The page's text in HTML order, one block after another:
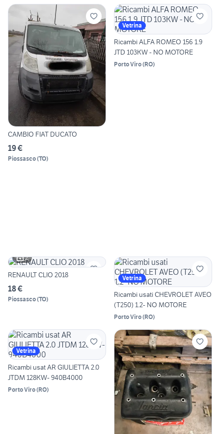
CAMBIO FIAT DUCATO
19 €
Piossasco(TO)
Vetrina
Ricambi ALFA ROMEO 156 1.9
JTD 103KW - NO MOTORE
Porto Viro(RO)
2
RENAULT CLIO 2018
18 €
Piossasco(TO)
Vetrina
Ricambi usati CHEVROLET AVEO
(T250) 1.2- NO MOTORE
Porto Viro(RO)
Vetrina
Ricambi usat AR GIULIETTA 2.0
JTDM 128KW- 940B4000
Porto Viro(RO)